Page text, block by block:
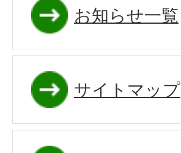
お知らせ一覧
サイトマップ